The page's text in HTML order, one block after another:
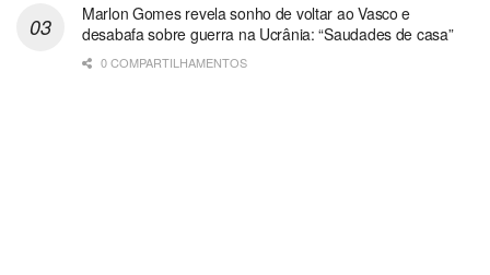
Marlon Gomes revela sonho de voltar ao Vasco e
desabafa sobre guerra na Ucrânia: “Saudades de casa”
0 COMPARTILHAMENTOS